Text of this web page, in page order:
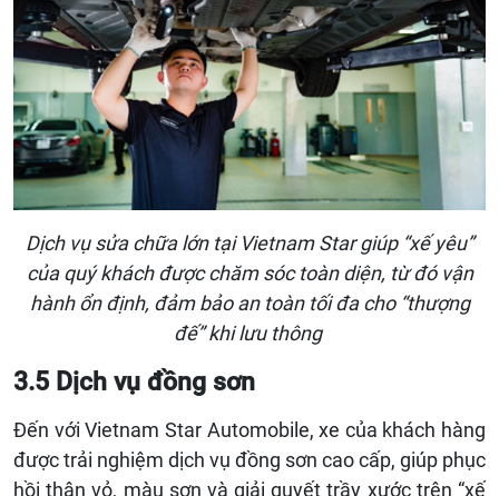
Dịch vụ sửa chữa lớn tại Vietnam Star giúp “xế yêu”
của quý khách được chăm sóc toàn diện, từ đó vận
hành ổn định, đảm bảo an toàn tối đa cho “thượng
đế” khi lưu thông
3.5 Dịch vụ đồng sơn
Đến với Vietnam Star Automobile, xe của khách hàng
được trải nghiệm dịch vụ đồng sơn cao cấp, giúp phục
hồi thân vỏ, màu sơn và giải quyết trầy xước trên “xế